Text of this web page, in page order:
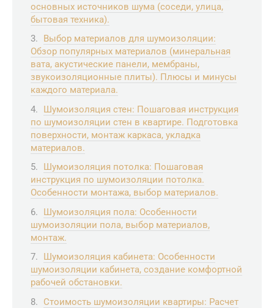
основных источников шума (соседи, улица,
бытовая техника).
Выбор материалов для шумоизоляции:
Обзор популярных материалов (минеральная
вата, акустические панели, мембраны,
звукоизоляционные плиты). Плюсы и минусы
каждого материала.
Шумоизоляция стен: Пошаговая инструкция
по шумоизоляции стен в квартире. Подготовка
поверхности, монтаж каркаса, укладка
материалов.
Шумоизоляция потолка: Пошаговая
инструкция по шумоизоляции потолка.
Особенности монтажа, выбор материалов.
Шумоизоляция пола: Особенности
шумоизоляции пола, выбор материалов,
монтаж.
Шумоизоляция кабинета: Особенности
шумоизоляции кабинета, создание комфортной
рабочей обстановки.
Стоимость шумоизоляции квартиры: Расчет